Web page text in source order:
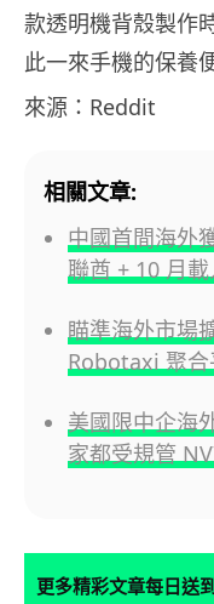
款透明機背殼製作
此一來手機的保養
來源：Reddit
相關文章:
中國首間海外
聯酋 + 10 月
瞄準海外市場
Robotaxi 聚合
美國限中企海
家都受規管
更多精彩文章每日送